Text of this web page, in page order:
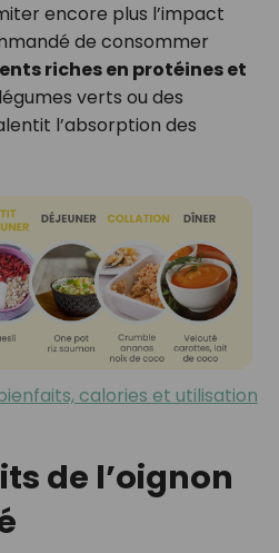
encore plus l’impact
de consommer
riches en protéines et
verts ou des
l’absorption des
calories et utilisation
de l’oignon